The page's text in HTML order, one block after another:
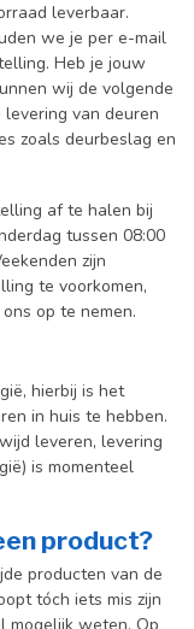
leverbaar.
we je per e-mail
Heb je jouw
wij de volgende
van deuren
zoals deurbeslag en
af te halen bij
tussen 08:00
zijn
te voorkomen,
op te nemen.
hierbij is het
in huis te hebben.
leveren, levering
is momenteel
product?
producten van de
tóch iets mis zijn
mogelijk weten. Op